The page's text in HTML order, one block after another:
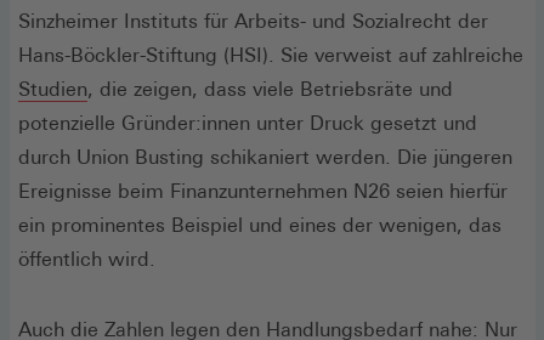
Sinzheimer Instituts für Arbeits- und Sozialrecht der
Hans-Böckler-Stiftung (HSI). Sie verweist auf zahlreiche
Studien, die zeigen, dass viele Betriebsräte und
potenzielle Gründer:innen unter Druck gesetzt und
durch Union Busting schikaniert werden. Die jüngeren
Ereignisse beim Finanzunternehmen N26 seien hierfür
ein prominentes Beispiel und eines der wenigen, das
öffentlich wird.
Auch die Zahlen legen den Handlungsbedarf nahe: Nur